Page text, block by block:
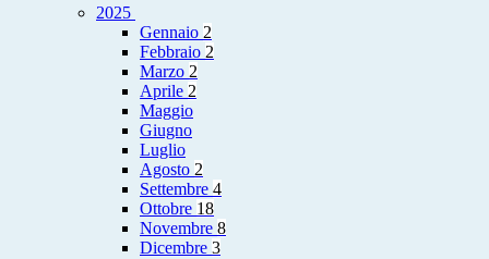
2025
Gennaio 2
Febbraio 2
Marzo 2
Aprile 2
Maggio
Giugno
Luglio
Agosto 2
Settembre 4
Ottobre 18
Novembre 8
Dicembre 3